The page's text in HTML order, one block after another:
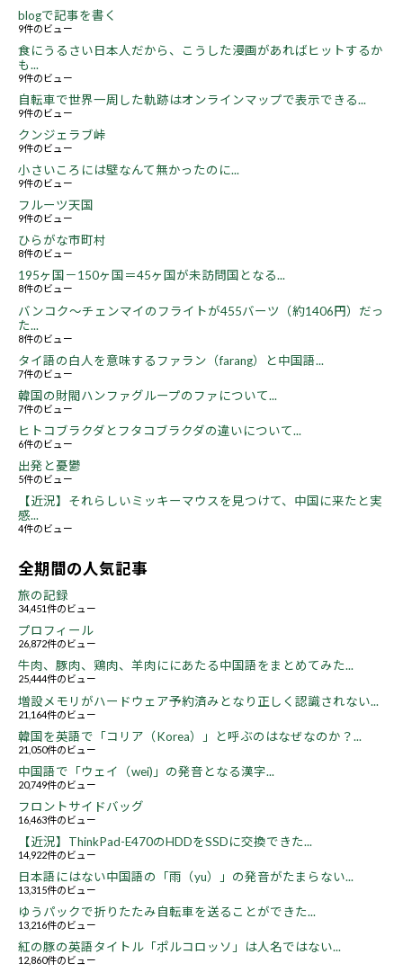
blogで記事を書く
9件のビュー
食にうるさい日本人だから、こうした漫画があればヒットするか
も...
9件のビュー
自転車で世界一周した軌跡はオンラインマップで表示できる...
9件のビュー
クンジェラブ峠
9件のビュー
小さいころには壁なんて無かったのに...
9件のビュー
フルーツ天国
9件のビュー
ひらがな市町村
8件のビュー
195ヶ国－150ヶ国＝45ヶ国が未訪問国となる...
8件のビュー
バンコク～チェンマイのフライトが455バーツ（約1406円）だっ
た...
8件のビュー
タイ語の白人を意味するファラン（farang）と中国語...
7件のビュー
韓国の財閥ハンファグループのファについて...
7件のビュー
ヒトコブラクダとフタコブラクダの違いについて...
6件のビュー
出発と憂鬱
5件のビュー
【近況】それらしいミッキーマウスを見つけて、中国に来たと実
感...
4件のビュー
全期間の人気記事
旅の記録
34,451件のビュー
プロフィール
26,872件のビュー
牛肉、豚肉、鶏肉、羊肉ににあたる中国語をまとめてみた...
25,444件のビュー
増設メモリがハードウェア予約済みとなり正しく認識されない...
21,164件のビュー
韓国を英語で「コリア（Korea）」と呼ぶのはなぜなのか？...
21,050件のビュー
中国語で「ウェイ（wei)」の発音となる漢字...
20,749件のビュー
フロントサイドバッグ
16,463件のビュー
【近況】ThinkPad-E470のHDDをSSDに交換できた...
14,922件のビュー
日本語にはない中国語の「雨（yu）」の発音がたまらない...
13,315件のビュー
ゆうパックで折りたたみ自転車を送ることができた...
13,216件のビュー
紅の豚の英語タイトル「ポルコロッソ」は人名ではない...
12,860件のビュー